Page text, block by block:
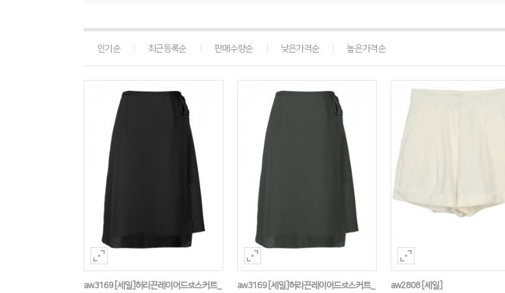
인기순 최근등록순 판매수량순 낮은가격순 높은가격순
aw3169 [세일]허리끈레이어드st스커트_
aw3169 [세일]허리끈레이어드st스커트_
aw2808 [세일]